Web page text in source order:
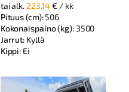
tai alk. 223,14€ / kk
Pituus (cm):506
Kokonaispaino (kg): 3500
Jarrut: Kyllä
Kippi: Ei